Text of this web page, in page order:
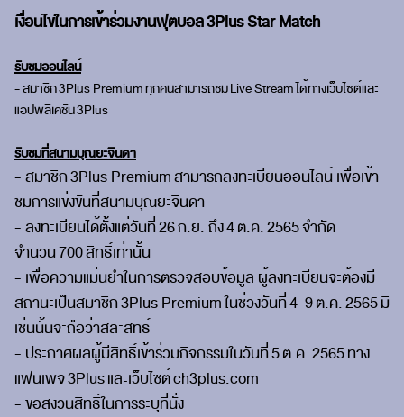
เงื่อนไขในการเข้าร่วมงานฟุตบอล3Plus Star Match
รับชมออนไลน์
- สมาชิก3Plus PremiumทุกคนสามารถชมLive Streamได้ทางเว็บไซต์และ
แอปพลิเคชัน3Plus
รับชมที่สนามบุณยะจินดา
- สมาชิก3Plus Premiumสามารถลงทะเบียนออนไลน์ เพื่อเข้า
ชมการแข่งขันที่สนามบุณยะจินดา
- ลงทะเบียนได้ตั้งแต่วันที่26ก.ย. ถึง4ต.ค.2565จำกัด
จำนวน700สิทธิ์เท่านั้น
- เพื่อความแม่นยำในการตรวจสอบข้อมูล ผู้ลงทะเบียนจะต้องมี
สถานะเป็นสมาชิก3Plus Premiumในช่วงวันที่4-9ต.ค.2565มิ
เช่นนั้นจะถือว่าสละสิทธิ์
- ประกาศผลผู้มีสิทธิ์เข้าร่วมกิจกรรมในวันที่5ต.ค.2565ทาง
แฟนเพจ3Plusและเว็บไซต์ch3plus.com
- ขอสงวนสิทธิ์ในการระบุที่นั่ง